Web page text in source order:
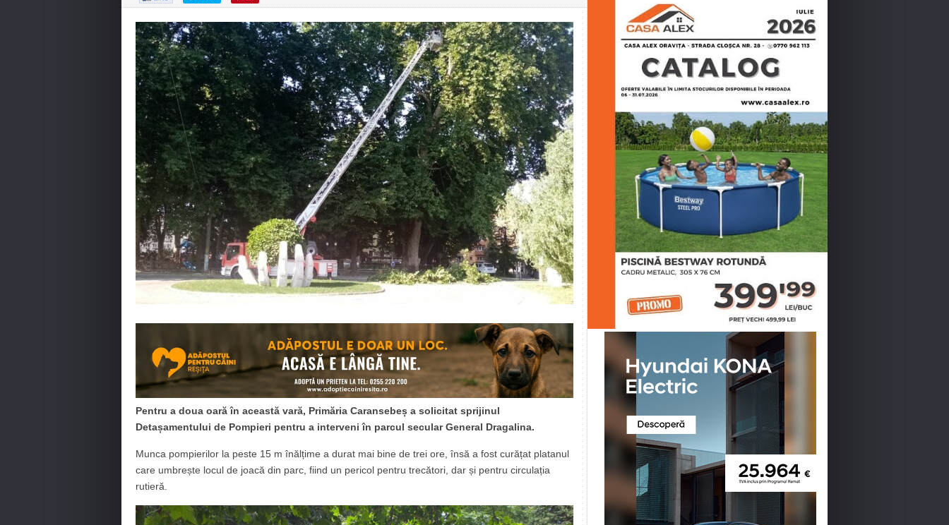
Pentru a doua oară în această vară, Primăria Caransebeș a solicitat sprijinul
Detașamentului de Pompieri pentru a interveni în parcul secular General Dragalina.
Munca pompierilor la peste 15 m înălțime a durat mai bine de trei ore, însă a fost curățat platanul
care umbrește locul de joacă din parc, fiind un pericol pentru trecători, dar și pentru circulația
rutieră.